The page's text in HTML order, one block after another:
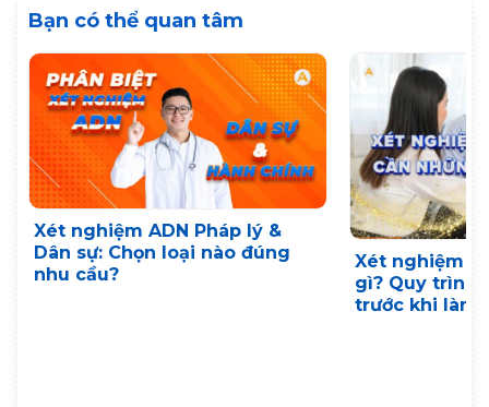
Bạn có thể quan tâm
Xét nghiệm ADN Pháp lý &
Dân sự: Chọn loại nào đúng
nhu cầu?
Xét nghiệm
gì? Quy
trước khi làm